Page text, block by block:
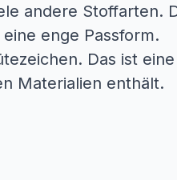
andere Stoffarten.
enge Passform.
Das ist
Materialien enthält.